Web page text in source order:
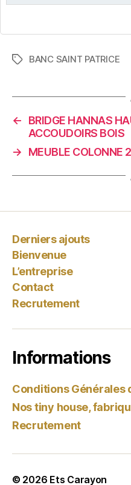
Étiquettes
BANC SAINT PATRICE
←
BRIDGE HANNAS
ACCOUDOIRS BOIS
→
MEUBLE COLONNE
Derniers ajouts
Bienvenue
L’entreprise
Contact
Recrutement
Informations
Conditions Générales
Nos tiny house,
Recrutement
© 2026 Ets Carayon